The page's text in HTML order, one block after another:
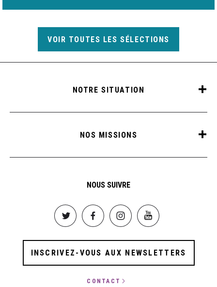
VOIR TOUTES LES SÉLECTIONS
NOTRE SITUATION
NOS MISSIONS
NOUS SUIVRE
Image Image Image Image
INSCRIVEZ-VOUS AUX NEWSLETTERS
CONTACT